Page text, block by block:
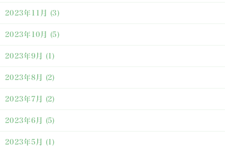
2023年11月 (3)
2023年10月 (5)
2023年9月 (1)
2023年8月 (2)
2023年7月 (2)
2023年6月 (5)
2023年5月 (1)